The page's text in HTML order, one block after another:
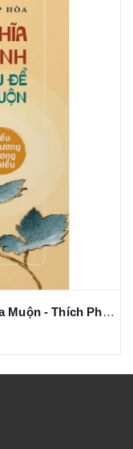
Ơn Nghĩa Sinh Thành - Hiểu Để Chưa Muộn - Thích Pháp Hòa